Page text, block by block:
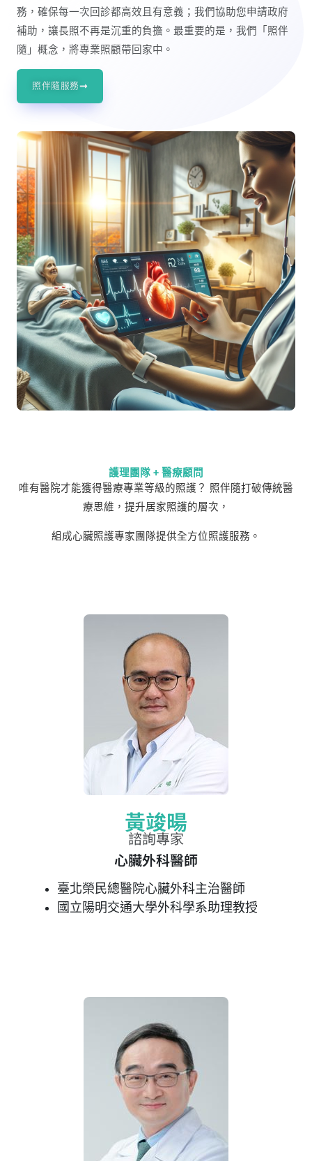
務，確保每一次回診都高效且有意義；我們協助您申請政府
補助，讓長照不再是沉重的負擔。最重要的是，我們「照伴
隨」概念，將專業照顧帶回家中。
照伴隨服務
護理團隊 + 醫療顧問
唯有醫院才能獲得醫療專業等級的照護？ 照伴隨打破傳統醫
療思維，提升居家照護的層次，
組成心臟照護專家團隊提供全方位照護服務。
黃竣暘
諮詢專家
心臟外科醫師
臺北榮民總醫院心臟外科主治醫師
國立陽明交通大學外科學系助理教授